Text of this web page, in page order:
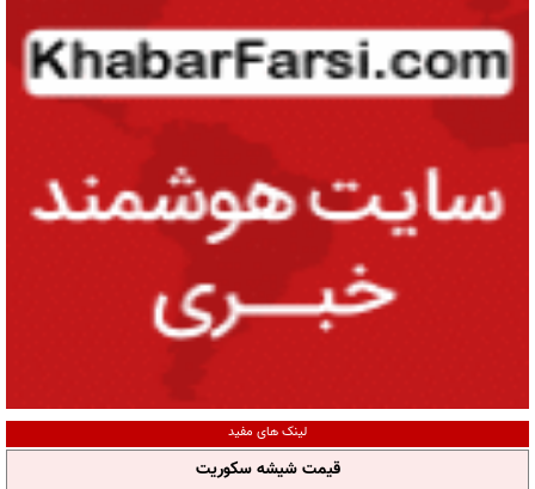
لینک های مفید
قیمت شیشه سکوریت